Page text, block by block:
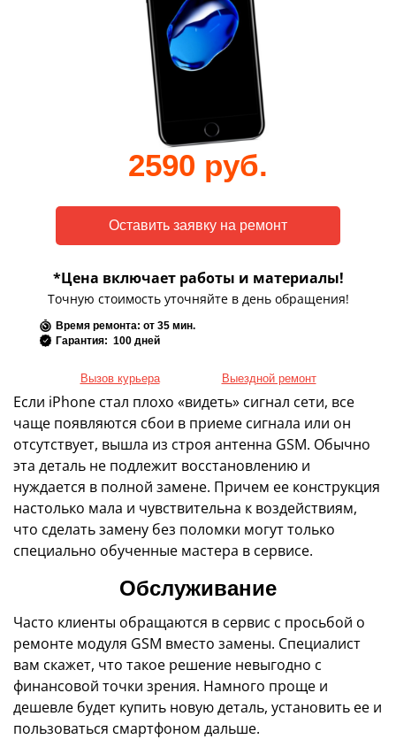
2590 руб.
*Цена включает работы и материалы!
Точную стоимость уточняйте в день обращения!
Время ремонта: от 35 мин.
Гарантия: 100 дней
Вызов курьера Выездной ремонт
Если iPhone стал плохо «видеть» сигнал сети, все
чаще появляются сбои в приеме сигнала или он
отсутствует, вышла из строя антенна GSM. Обычно
эта деталь не подлежит восстановлению и
нуждается в полной замене. Причем ее конструкция
настолько мала и чувствительна к воздействиям,
что сделать замену без поломки могут только
специально обученные мастера в сервисе.
Обслуживание
Часто клиенты обращаются в сервис с просьбой о
ремонте модуля GSM вместо замены. Специалист
вам скажет, что такое решение невыгодно с
финансовой точки зрения. Намного проще и
дешевле будет купить новую деталь, установить ее и
пользоваться смартфоном дальше.